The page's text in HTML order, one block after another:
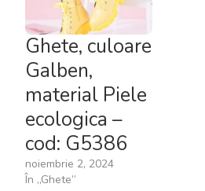
Ghete, culoare
Galben,
material Piele
ecologica –
cod: G5386
noiembrie 2, 2024
În „Ghete”